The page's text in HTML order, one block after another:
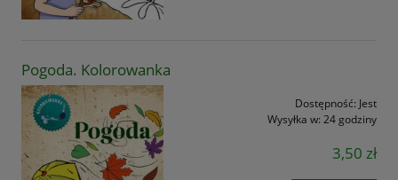
Pogoda. Kolorowanka
Dostępność: Jest
Wysyłka w: 24 godziny
3,50 zł